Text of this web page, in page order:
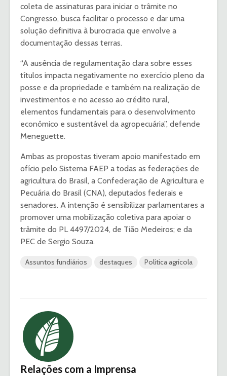
coleta de assinaturas para iniciar o trâmite no
Congresso, busca facilitar o processo e dar uma
solução definitiva à burocracia que envolve a
documentação dessas terras.
“A ausência de regulamentação clara sobre esses
títulos impacta negativamente no exercício pleno da
posse e da propriedade e também na realização de
investimentos e no acesso ao crédito rural,
elementos fundamentais para o desenvolvimento
econômico e sustentável da agropecuária”, defende
Meneguette.
Ambas as propostas tiveram apoio manifestado em
ofício pelo Sistema FAEP a todas as federações de
agricultura do Brasil, a Confederação de Agricultura e
Pecuária do Brasil (CNA), deputados federais e
senadores. A intenção é sensibilizar parlamentares a
promover uma mobilização coletiva para apoiar o
trâmite do PL 4497/2024, de Tião Medeiros; e da
PEC de Sergio Souza.
Assuntos fundiários destaques Política agrícola
Relações com a Imprensa